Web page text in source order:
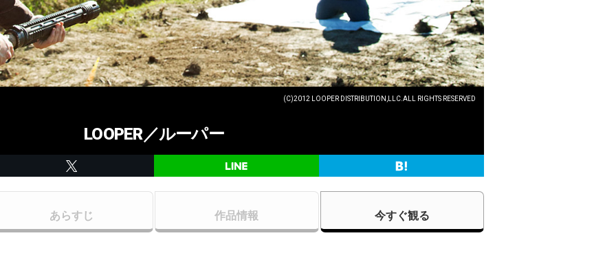
(C)2012 LOOPER DISTRIBUTION,LLC.ALL RIGHTS RESERVED
LOOPER／ルーパー
あらすじ 作品情報 今すぐ観る